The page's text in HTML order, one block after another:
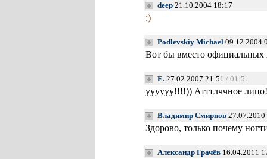
deep 21.10.2004 18:17
:)
Podlevskiy Michael 09.12.2004
Вот бы вместо официальных
Е. 27.02.2007 21:51 / 01:51
уууууу!!!!)) Атттлччное
Владимир Смирнов
Здорово, только почему
Александр Грачёв 16.04.2011